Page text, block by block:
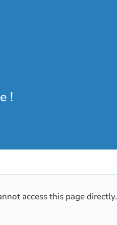
!
access this page directly.